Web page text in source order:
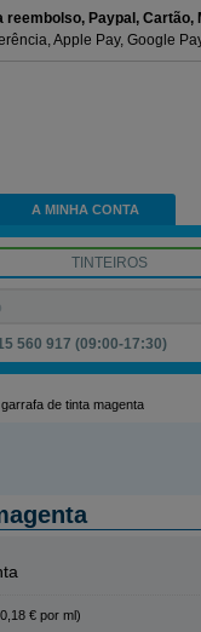
reembolso, Paypal, Cartão,
Apple Pay, Google
A MINHA CONTA
TINTEIROS
560 917 (09:00-17:30)
de tinta magenta
€ por ml)